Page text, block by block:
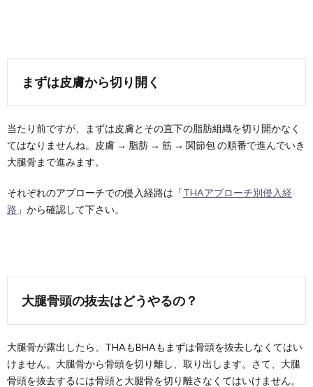
まずは皮膚から切り開く
当たり前ですが、まずは皮膚とその直下の脂肪組織を切り開かなく
てはなりませんね。皮膚 → 脂肪 → 筋 → 関節包 の順番で進んでいき
大腿骨まで進みます。
それぞれのアプローチでの侵入経路は「THAアプローチ別侵入経
路 」から確認して下さい。
大腿骨頭の抜去はどうやるの？
大腿骨が露出したら、THAもBHAもまずは骨頭を抜去しなくてはい
けません。大腿骨から骨頭を切り離し、取り出します。さて、大腿
骨頭を抜去するには骨頭と大腿骨を切り離さなくてはいけません。